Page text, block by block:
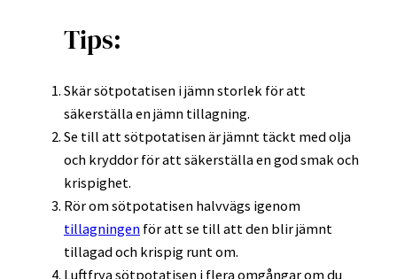
Tips:
Skär sötpotatisen i jämn storlek för att
säkerställa en jämn tillagning.
Se till att sötpotatisen är jämnt täckt med olja
och kryddor för att säkerställa en god smak och
krispighet.
Rör om sötpotatisen halvvägs igenom
tillagningen för att se till att den blir jämnt
tillagad och krispig runt om.
Luftfrya sötpotatisen i flera omgångar om du